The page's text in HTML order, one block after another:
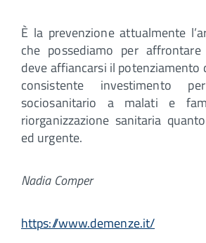
È la prevenzione attualmente
che possediamo per
deve affiancarsi il potenziamento
consistente investimento
sociosanitario a malati e
riorganizzazione sanitaria
ed urgente.
Nadia Comper
https://www.demenze.it/